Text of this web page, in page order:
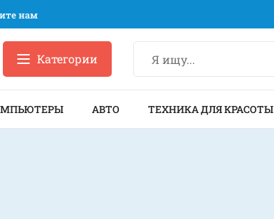
нам
Категории
АВТО ТЕХНИКА ДЛЯ КРАСОТЫ